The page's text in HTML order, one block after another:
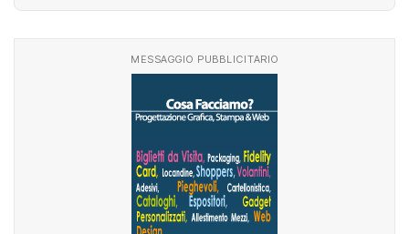
MESSAGGIO PUBBLICITARIO